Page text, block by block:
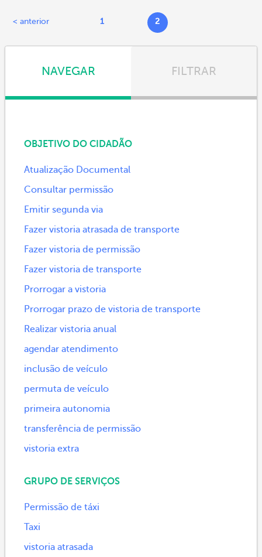
< anterior 1 2
NAVEGAR FILTRAR
OBJETIVO DO CIDADÃO
Atualização Documental
Consultar permissão
Emitir segunda via
Fazer vistoria atrasada de transporte
Fazer vistoria de permissão
Fazer vistoria de transporte
Prorrogar a vistoria
Prorrogar prazo de vistoria de transporte
Realizar vistoria anual
agendar atendimento
inclusão de veículo
permuta de veículo
primeira autonomia
transferência de permissão
vistoria extra
GRUPO DE SERVIÇOS
Permissão de táxi
Taxi
vistoria atrasada